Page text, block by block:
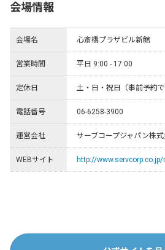
会場情報
会場名 心斎橋プラザビル新館
営業時間 平日 9:00 - 17:00
定休日 土・日・祝日（事前予約で
電話番号 06-6258-3900
運営会社 サーブコープジャパン株
WEBサイト http://